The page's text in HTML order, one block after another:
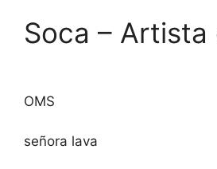
Soca – Artista
OMS
señora lava